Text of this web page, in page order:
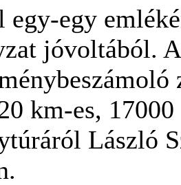
egy
jóvoltából.
km-es,
László